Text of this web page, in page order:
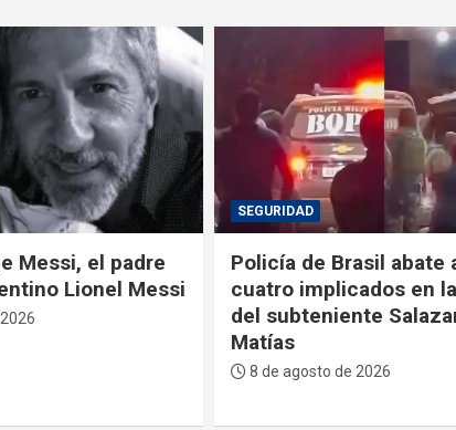
abate a tiros a
en la muerte
Salazar en San
POLÍTICA
La Primera Dama
Sucre reconocimiento
descendiente de José
Serrano
7 de agosto de 2026